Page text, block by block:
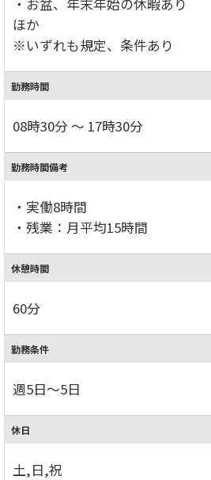
・お盆、年末年始の休暇あり
ほか
※いずれも規定、条件あり
勤務時間
08時30分 ～ 17時30分
勤務時間備考
・実働8時間
・残業：月平均15時間
休憩時間
60分
勤務条件
週5日～5日
休日
土,日,祝